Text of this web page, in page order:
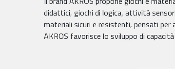
didattici, giochi di logica, attività
materiali sicuri e resistenti, pensati per
AKROS favorisce lo sviluppo di